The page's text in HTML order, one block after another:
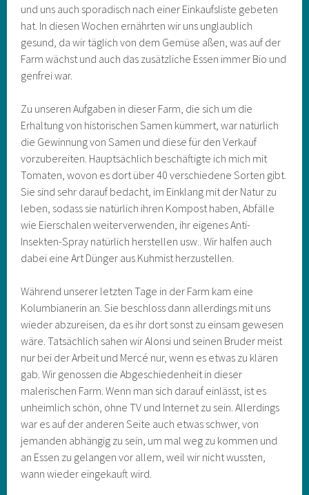
und uns auch sporadisch nach einer Einkaufsliste gebeten
hat. In diesen Wochen ernährten wir uns unglaublich
gesund, da wir täglich von dem Gemüse aßen, was auf der
Farm wächst und auch das zusätzliche Essen immer Bio und
genfrei war.
Zu unseren Aufgaben in dieser Farm, die sich um die
Erhaltung von historischen Samen kümmert, war natürlich
die Gewinnung von Samen und diese für den Verkauf
vorzubereiten. Hauptsächlich beschäftigte ich mich mit
Tomaten, wovon es dort über 40 verschiedene Sorten gibt.
Sie sind sehr darauf bedacht, im Einklang mit der Natur zu
leben, sodass sie natürlich ihren Kompost haben, Abfälle
wie Eierschalen weiterverwenden, ihr eigenes Anti-
Insekten-Spray natürlich herstellen usw.. Wir halfen auch
dabei eine Art Dünger aus Kuhmist herzustellen.
Während unserer letzten Tage in der Farm kam eine
Kolumbianerin an. Sie beschloss dann allerdings mit uns
wieder abzureisen, da es ihr dort sonst zu einsam gewesen
wäre. Tatsächlich sahen wir Alonsi und seinen Bruder meist
nur bei der Arbeit und Mercé nur, wenn es etwas zu klären
gab. Wir genossen die Abgeschiedenheit in dieser
malerischen Farm. Wenn man sich darauf einlässt, ist es
unheimlich schön, ohne TV und Internet zu sein. Allerdings
war es auf der anderen Seite auch etwas schwer, von
jemanden abhängig zu sein, um mal weg zu kommen und
an Essen zu gelangen vor allem, weil wir nicht wussten,
wann wieder eingekauft wird.